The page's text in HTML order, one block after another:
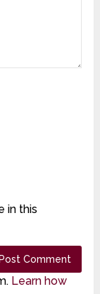
in this
Learn how